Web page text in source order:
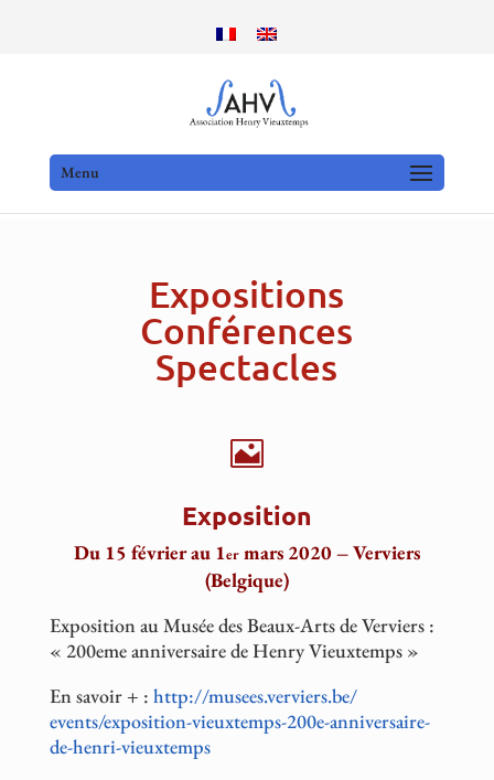
Menu
Expositions
Conférences
Spectacles

Exposition
Du 15 février au 1ermars 2020 – Verviers
(Belgique)
Exposition au Musée des Beaux-Arts de Verviers :
« 200eme anniversaire de Henry Vieuxtemps »
En savoir + : http://musees.verviers.be/
events/exposition-vieuxtemps-200e-anniversaire-
de-henri-vieuxtemps